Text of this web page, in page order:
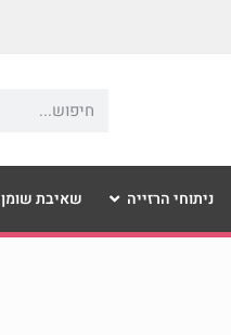
ניתוחי הרזייה שאיבת שומן